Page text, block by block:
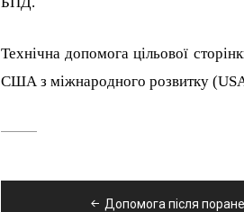
Технічна допомога цільової
США з міжнародного розвитку
записів
Допомога після